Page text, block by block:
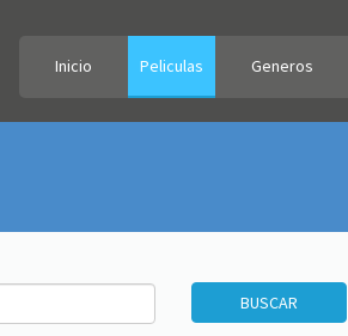
Inicio Peliculas Generos